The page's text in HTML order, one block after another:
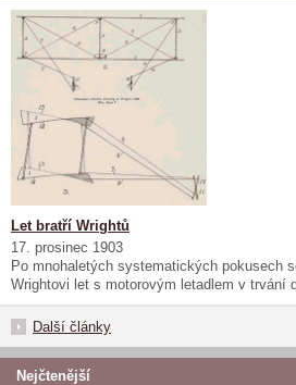
Let bratří Wrightů
17. prosinec 1903
Po mnohaletých systematických pokusech
Wrightovi let s motorovým letadlem v trvání
Další články
Nejčtenější